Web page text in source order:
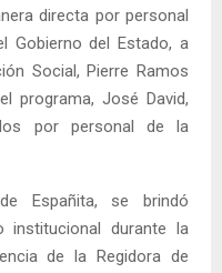
directa por personal
Gobierno del Estado, a
Social, Pierre Ramos
programa, José David,
por personal de la
Españita, se brindó
institucional durante la
de la Regidora de